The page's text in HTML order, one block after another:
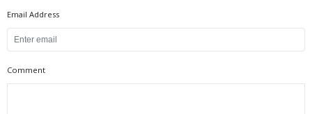
Email Address
Comment